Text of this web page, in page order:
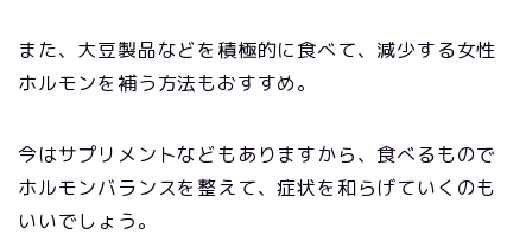
また、大豆製品などを積極的に食べて、減少する女性
ホルモンを補う方法もおすすめ。
今はサプリメントなどもありますから、食べるもので
ホルモンバランスを整えて、症状を和らげていくのも
いいでしょう。